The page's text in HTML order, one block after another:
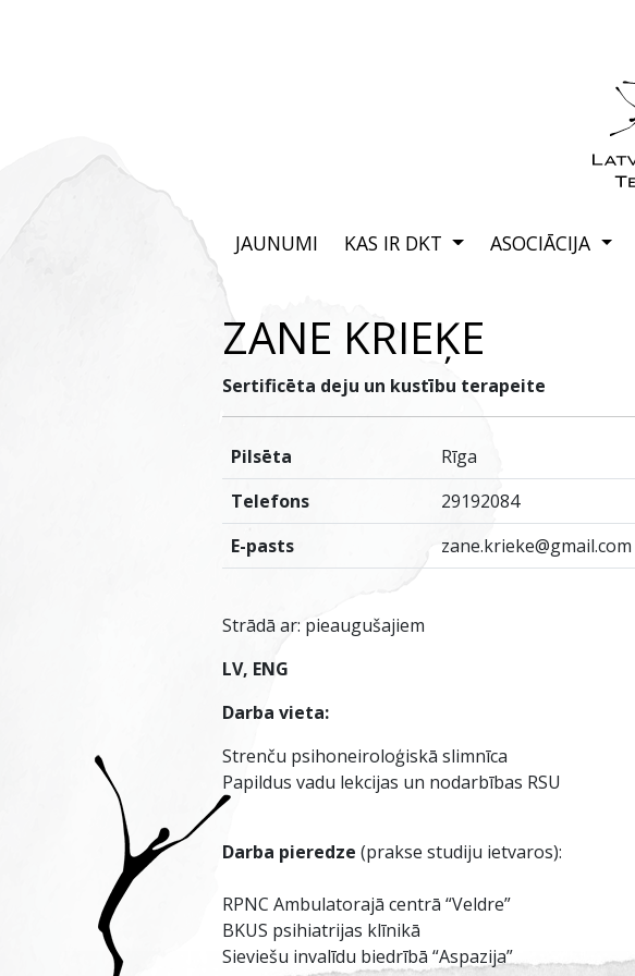
JAUNUMI KAS IR DKT ASOCIĀCIJA
ZANE KRIEĶE
Sertificēta deju un kustību terapeite
Pilsēta
Rīga
Telefons
29192084
E-pasts
zane.krieke@gmail.com
Strādā ar: pieaugušajiem
LV, ENG
Darba vieta:
Strenču psihoneiroloģiskā slimnīca
Papildus vadu lekcijas un nodarbības RSU
Darba pieredze (prakse studiju ietvaros):
RPNC Ambulatorajā centrā “Veldre”
BKUS psihiatrijas klīnikā
Sieviešu invalīdu biedrībā “Aspazija”